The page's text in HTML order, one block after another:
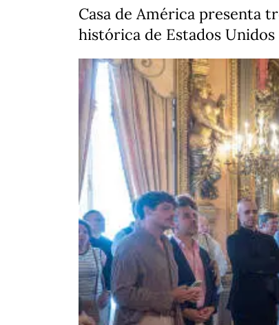
Casa de América presenta
histórica de Estados